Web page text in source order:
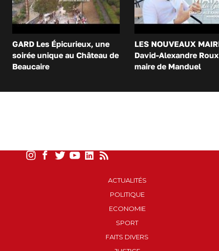
GARD Les Épicurieux, une
soirée unique au Château de
Beaucaire
LES NOUVEAUX
David-Alexandre
maire de Manduel
ACTUALITÉS
POLITIQUE
ECONOMIE
SPORT
FAITS DIVERS